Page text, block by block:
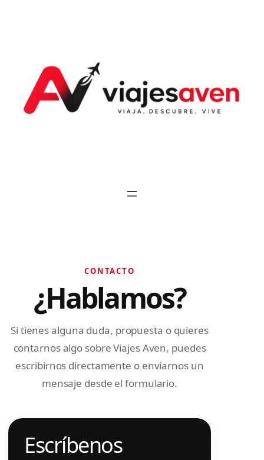
contenido
CONTACTO
¿Hablamos?
Si tienes alguna duda, propuesta o quieres
contarnos algo sobre Viajes Aven, puedes
escribirnos directamente o enviarnos un
mensaje desde el formulario.
Escríbenos